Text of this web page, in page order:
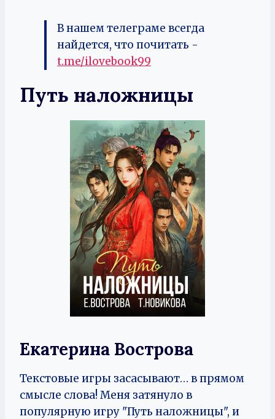
В нашем телеграме всегда
найдется, что почитать -
t.me/ilovebook99
Путь наложницы
Екатерина Вострова
Текстовые игры засасывают… в прямом
смысле слова! Меня затянуло в
популярную игру "Путь наложницы", и